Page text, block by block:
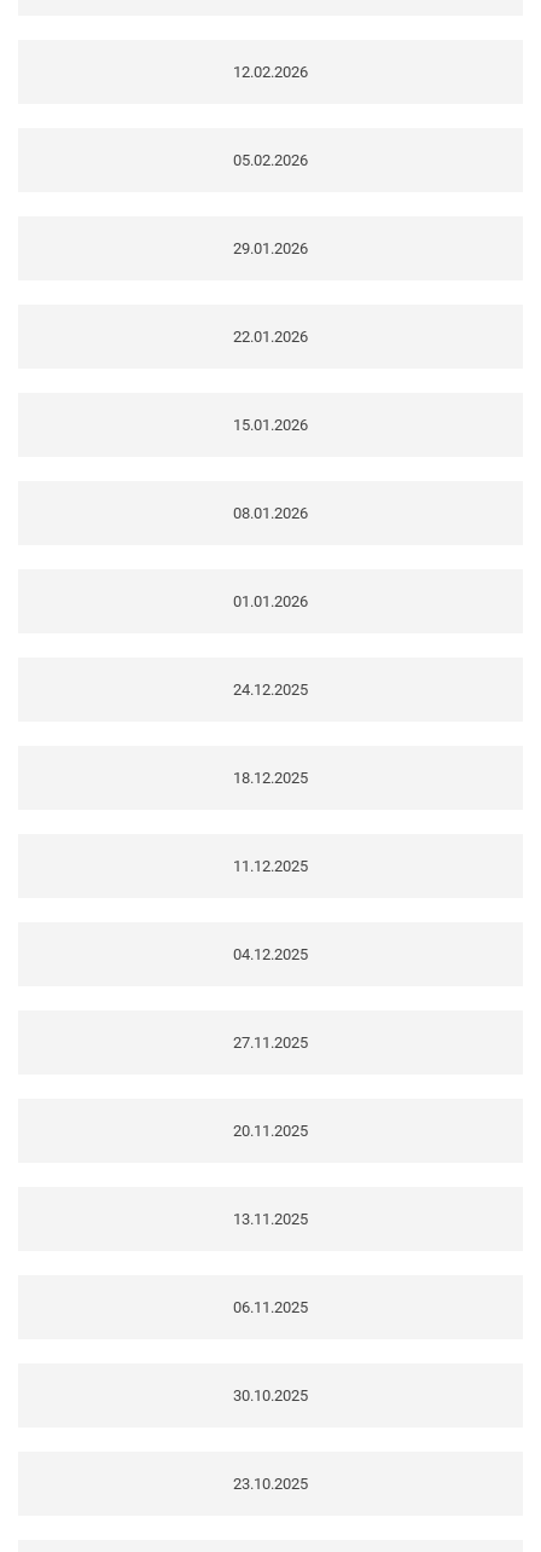
12.02.2026
05.02.2026
29.01.2026
22.01.2026
15.01.2026
08.01.2026
01.01.2026
24.12.2025
18.12.2025
11.12.2025
04.12.2025
27.11.2025
20.11.2025
13.11.2025
06.11.2025
30.10.2025
23.10.2025